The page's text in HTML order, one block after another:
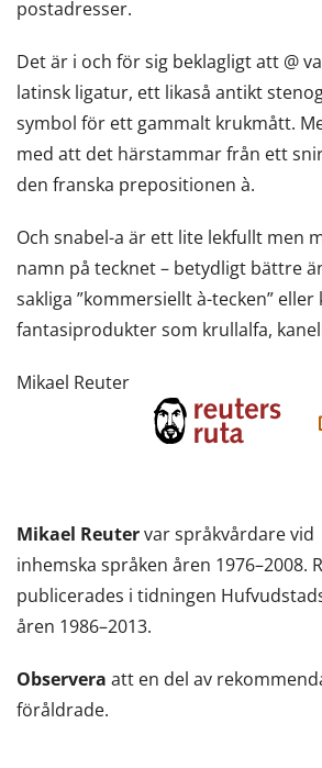
postadresser.
Det är i och för sig beklagligt att @
latinsk ligatur, ett likaså antikt
symbol för ett gammalt krukmått.
med att det härstammar från ett
den franska prepositionen à.
Och snabel-a är ett lite lekfullt men
namn på tecknet – betydligt bättre
sakliga ”kommersiellt à-tecken”
fantasiprodukter som krullalfa,
Mikael Reuter
Mikael Reutervar språkvårdare
inhemska språken åren 1976–2008.
publicerades i tidningen
åren 1986–2013.
Observera att en del av
föråldrade.